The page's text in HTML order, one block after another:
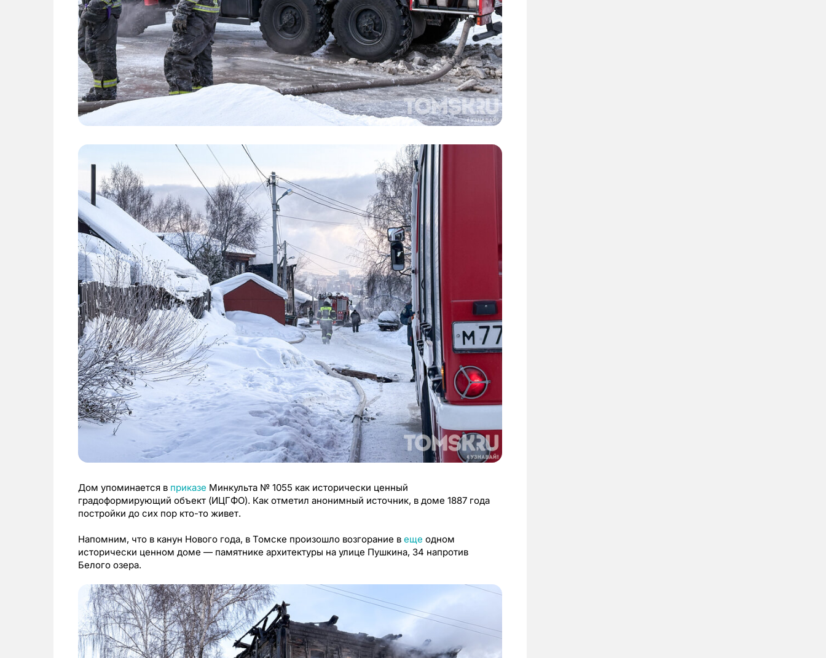
Дом упоминается в приказе Минкульта № 1055 как исторически ценный
градоформирующий объект (ИЦГФО). Как отметил анонимный источник, в доме 1887 года
постройки до сих пор кто-то живет.
Напомним, что в канун Нового года, в Томске произошло возгорание в еще одном
исторически ценном доме — памятнике архитектуры на улице Пушкина, 34 напротив
Белого озера.